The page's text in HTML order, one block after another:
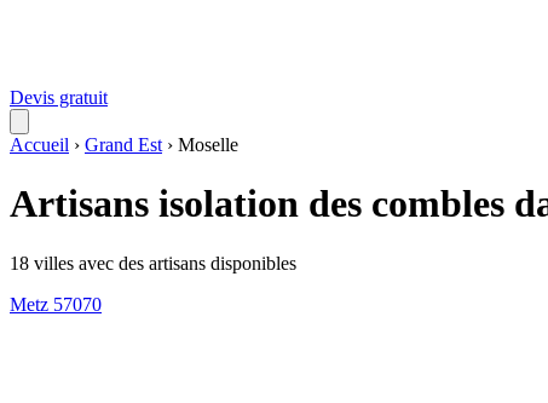
Devis gratuit
Accueil › Grand Est › Moselle
Artisans isolation des combles
18 villes avec des artisans disponibles
Metz 57070